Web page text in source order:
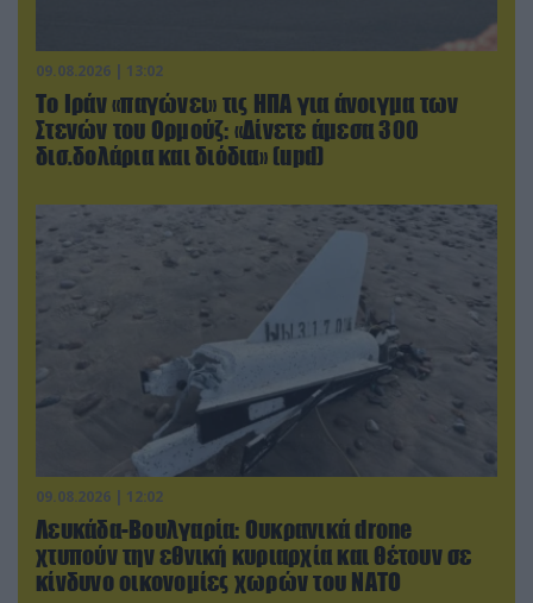
09.08.2026 | 13:02
Το Ιράν «παγώνει» τις ΗΠΑ για άνοιγμα των
Στενών του Ορμούζ: «Δίνετε άμεσα 300
δισ.δολάρια και διόδια» (upd)
09.08.2026 | 12:02
Λευκάδα-Βουλγαρία: Ουκρανικά drone
χτυπούν την εθνική κυριαρχία και θέτουν σε
κίνδυνο οικονομίες χωρών του ΝΑΤΟ